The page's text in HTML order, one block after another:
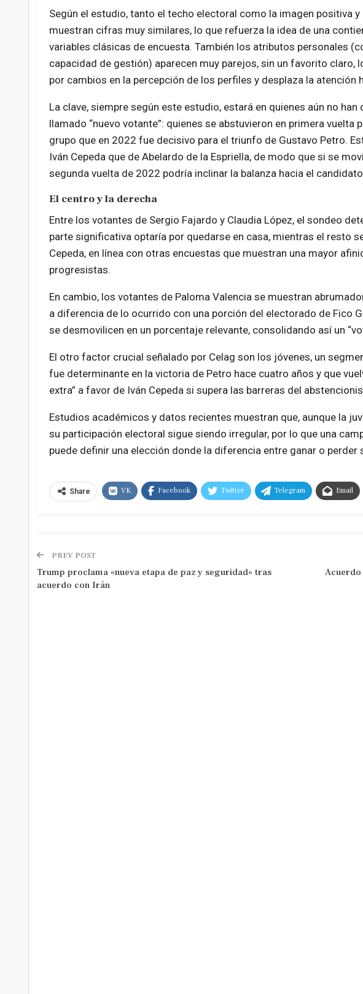
Según el estudio, tanto el techo electoral como la imagen positiva
muestran cifras muy similares, lo que refuerza la idea de una
variables clásicas de encuesta. También los atributos personales
capacidad de gestión) aparecen muy parejos, sin un favorito claro,
por cambios en la percepción de los perfiles y desplaza la atención
La clave, siempre según este estudio, estará en quienes aún no
llamado “nuevo votante”: quienes se abstuvieron en primera vuelta
grupo que en 2022 fue decisivo para el triunfo de Gustavo Petro.
Iván Cepeda que de Abelardo de la Espriella, de modo que si se
segunda vuelta de 2022 podría inclinar la balanza hacia el
El centro y la derecha
Entre los votantes de Sergio Fajardo y Claudia López, el sondeo
parte significativa optaría por quedarse en casa, mientras el resto
Cepeda, en línea con otras encuestas que muestran una mayor
progresistas.
En cambio, los votantes de Paloma Valencia se muestran
a diferencia de lo ocurrido con una porción del electorado de Fico
se desmovilicen en un porcentaje relevante, consolidando así un
El otro factor crucial señalado por Celag son los jóvenes, un
fue determinante en la victoria de Petro hace cuatro años y que
extra” a favor de Iván Cepeda si supera las barreras del
Estudios académicos y datos recientes muestran que, aunque la
su participación electoral sigue siendo irregular, por lo que una
puede definir una elección donde la diferencia entre ganar o perder
Share VK Facebook Twitter Telegram Email
PREV POST
Trump proclama «nueva etapa de paz y seguridad» tras
acuerdo con Irán